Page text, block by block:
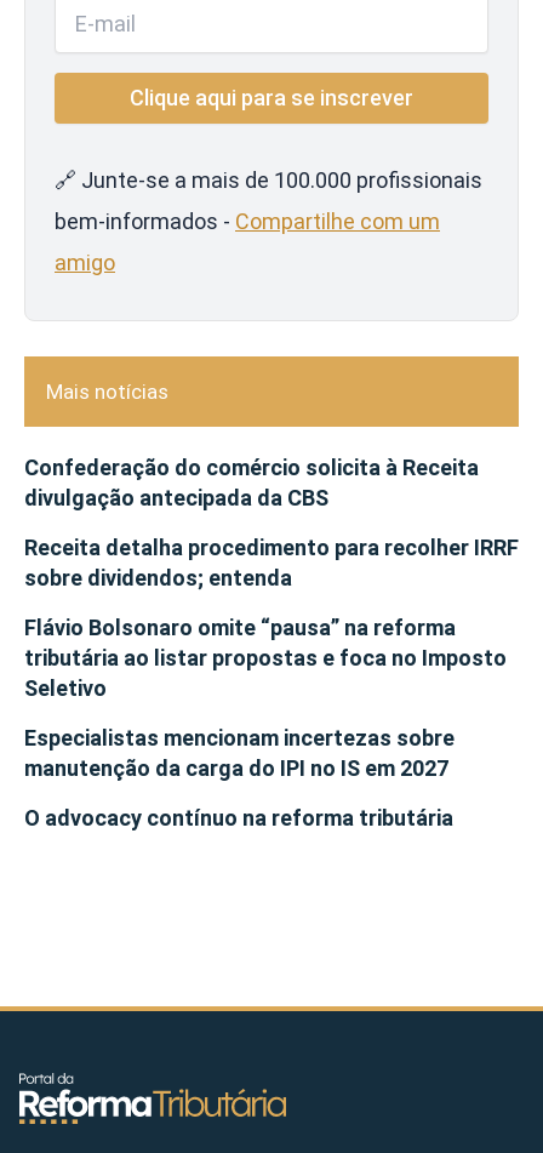
🔗 Junte-se a mais de 100.000 profissionais
bem-informados - Compartilhe com um
amigo
Mais notícias
Confederação do comércio solicita à Receita
divulgação antecipada da CBS
Receita detalha procedimento para recolher IRRF
sobre dividendos; entenda
Flávio Bolsonaro omite “pausa” na reforma
tributária ao listar propostas e foca no Imposto
Seletivo
Especialistas mencionam incertezas sobre
manutenção da carga do IPI no IS em 2027
O advocacy contínuo na reforma tributária